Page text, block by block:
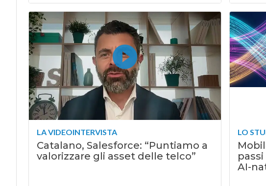
LA VIDEOINTERVISTA
Catalano, Salesforce: “Puntiamo a
valorizzare gli asset delle telco”
LO
AI-